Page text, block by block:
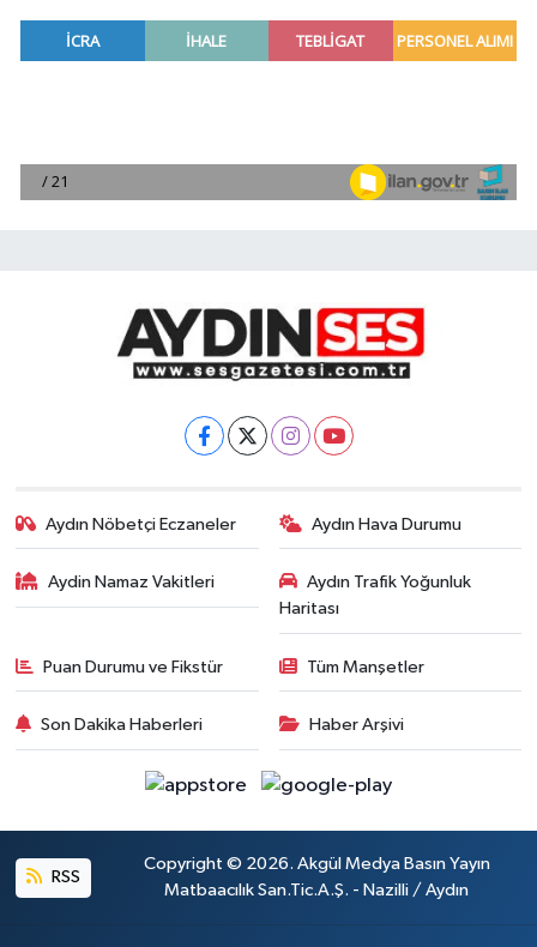
Aydın Nöbetçi Eczaneler Aydın Hava Durumu
Aydin Namaz Vakitleri
Aydın Trafik Yoğunluk
Haritası
Puan Durumu ve Fikstür Tüm Manşetler
Son Dakika Haberleri Haber Arşivi
RSS
Copyright © 2026. Akgül Medya Basın Yayın
Matbaacılık San.Tic.A.Ş. - Nazilli / Aydın